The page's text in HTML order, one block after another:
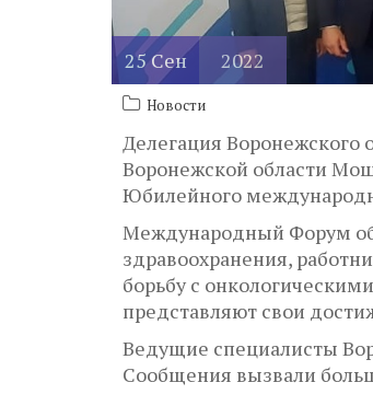
25Сен 2022
Новости
Делегация Воронежского
Воронежской области
Юбилейного
Международный Форум
здравоохранения,
борьбу с
представляют свои
Ведущие специалисты
Сообщения вызвали